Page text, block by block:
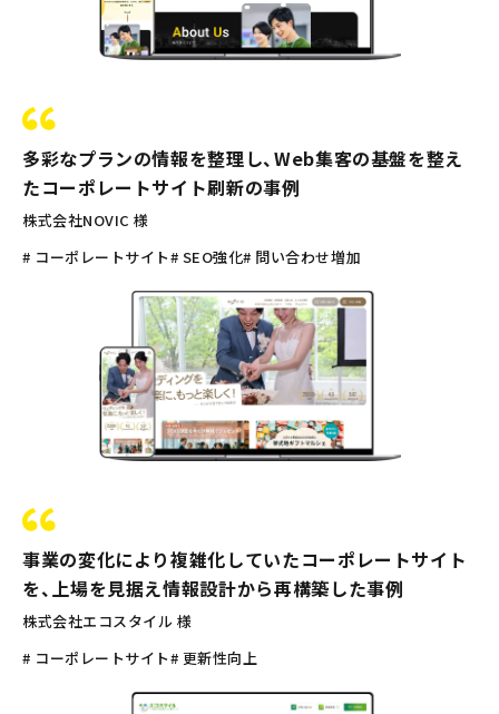
多彩なプランの情報を整理し、Web集客の基盤を整え
たコーポレートサイト刷新の事例
株式会社NOVIC 様
# コーポレートサイト# SEO強化# 問い合わせ増加
事業の変化により複雑化していたコーポレートサイト
を、上場を見据え情報設計から再構築した事例
株式会社エコスタイル 様
# コーポレートサイト# 更新性向上